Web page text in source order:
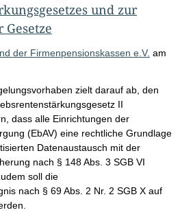
und zur
der Firmenpensionskassen e.V. am
zielt darauf ab, den
II
dass alle Einrichtungen der
(EbAV) eine rechtliche Grundlage
Datenaustausch mit der
nach § 148 Abs. 3 SGB VI
soll die
nach § 69 Abs. 2 Nr. 2 SGB X auf